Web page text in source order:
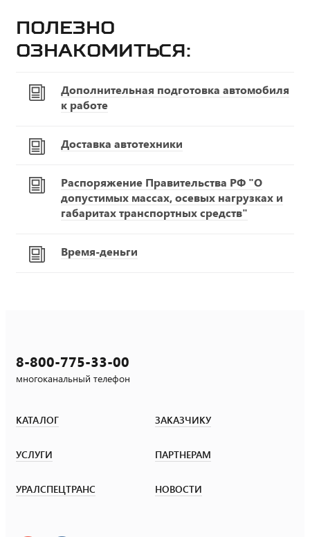
Полезно
ознакомиться:
Дополнительная подготовка автомобиля
к работе
Доставка автотехники
Распоряжение Правительства РФ "О
допустимых массах, осевых нагрузках и
габаритах транспортных средств"
Время-деньги
8-800-775-33-00
многоканальный телефон
КАТАЛОГ ЗАКАЗЧИКУ
УСЛУГИ ПАРТНЕРАМ
УРАЛСПЕЦТРАНС НОВОСТИ